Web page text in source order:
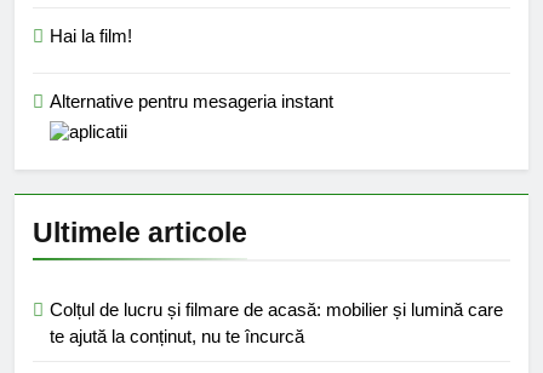
Hai la film!
Alternative pentru mesageria instant
Ultimele articole
Colțul de lucru și filmare de acasă: mobilier și lumină care
te ajută la conținut, nu te încurcă